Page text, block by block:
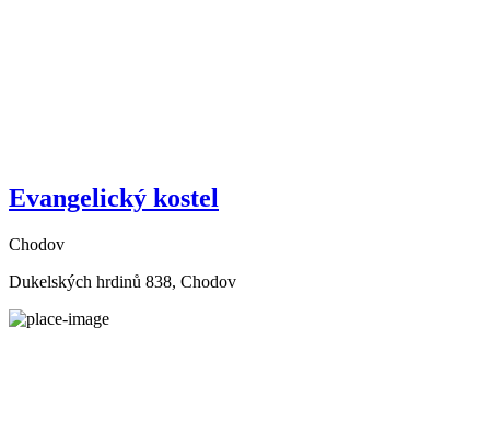
Evangelický kostel
Chodov
Dukelských hrdinů 838, Chodov